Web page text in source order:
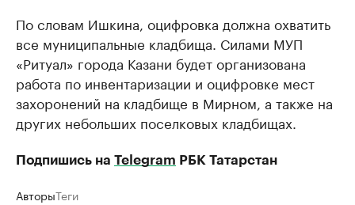
По словам Ишкина, оцифровка должна охватить
все муниципальные кладбища. Силами МУП
«Ритуал» города Казани будет организована
работа по инвентаризации и оцифровке мест
захоронений на кладбище в Мирном, а также на
других небольших поселковых кладбищах.
Подпишись на Telegram РБК Татарстан
АвторыТеги